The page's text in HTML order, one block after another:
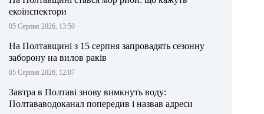
екоінспектори
05 Серпня 2026, 13:50
На Полтавщині з 15 серпня запровадять сезонну
заборону на вилов раків
05 Серпня 2026, 12:07
Завтра в Полтаві знову вимкнуть воду:
Полтававодоканал попередив і назвав адреси